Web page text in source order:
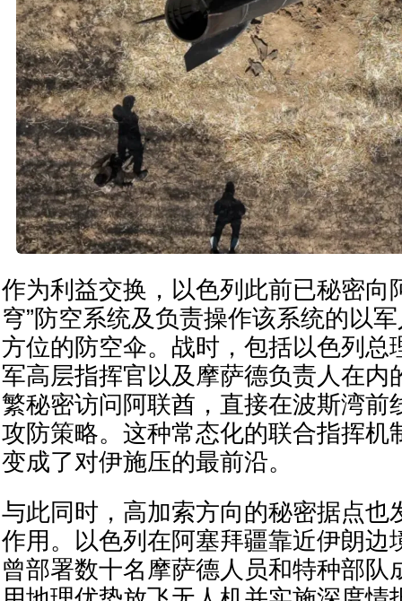
作为利益交换，以色列此前已秘密向
穹”防空系统及负责操作该系统的以
方位的防空伞。战时，包括以色列总
军高层指挥官以及摩萨德负责人在内
繁秘密访问阿联酋，直接在波斯湾前
攻防策略。这种常态化的联合指挥机
变成了对伊施压的最前沿。
与此同时，高加索方向的秘密据点也
作用。以色列在阿塞拜疆靠近伊朗边
曾部署数十名摩萨德人员和特种部队